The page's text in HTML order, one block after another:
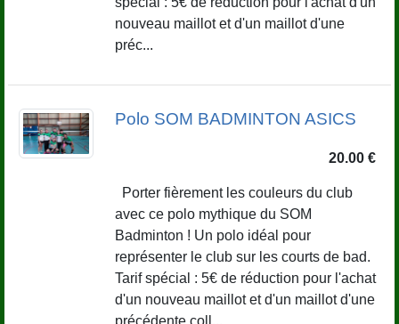
nouveau maillot et d'un maillot d'une
préc...
Polo SOM BADMINTON ASICS
20.00 €
Porter fièrement les couleurs du club
avec ce polo mythique du SOM
Badminton ! Un polo idéal pour
représenter le club sur les courts de bad.
Tarif spécial : 5€ de réduction pour l'achat
d'un nouveau maillot et d'un maillot d'une
précédente coll...